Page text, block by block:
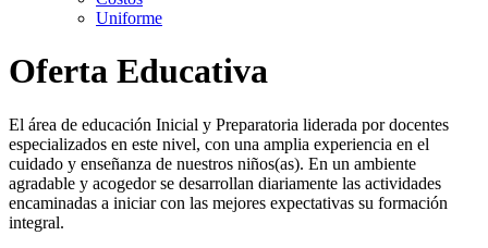
Uniforme
Oferta Educativa
El área de educación Inicial y Preparatoria liderada por docentes
especializados en este nivel, con una amplia experiencia en el
cuidado y enseñanza de nuestros niños(as). En un ambiente
agradable y acogedor se desarrollan diariamente las actividades
encaminadas a iniciar con las mejores expectativas su formación
integral.